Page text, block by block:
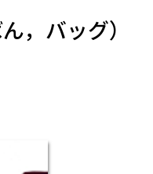
，バッグ）